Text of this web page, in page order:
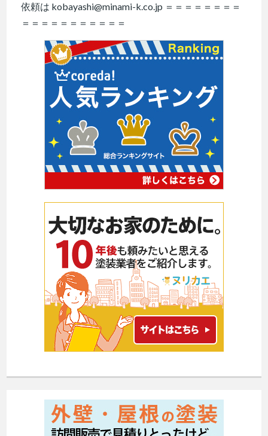
依頼は kobayashi@minami-k.co.jp ＝＝＝＝＝＝＝＝
＝＝＝＝＝＝＝＝＝＝＝